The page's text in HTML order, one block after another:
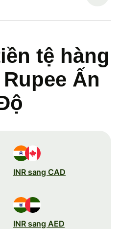
tệ hàng
Ấn
INR sang CAD
INR sang AED